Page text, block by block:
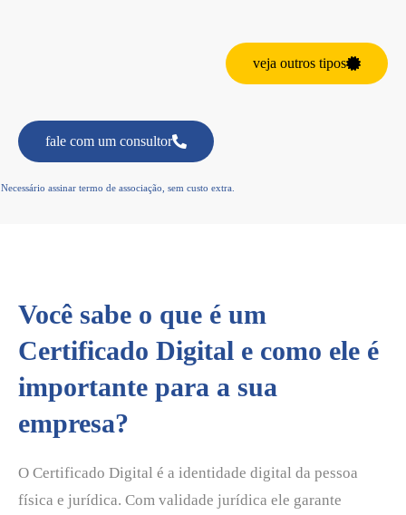
veja outros tipos
fale com um consultor
assinar termo de associação, sem custo extra.
Você sabe o que é um
Certificado Digital e como ele é
importante para a sua
empresa?
O Certificado Digital é a identidade digital da pessoa
física e jurídica. Com validade jurídica ele garante